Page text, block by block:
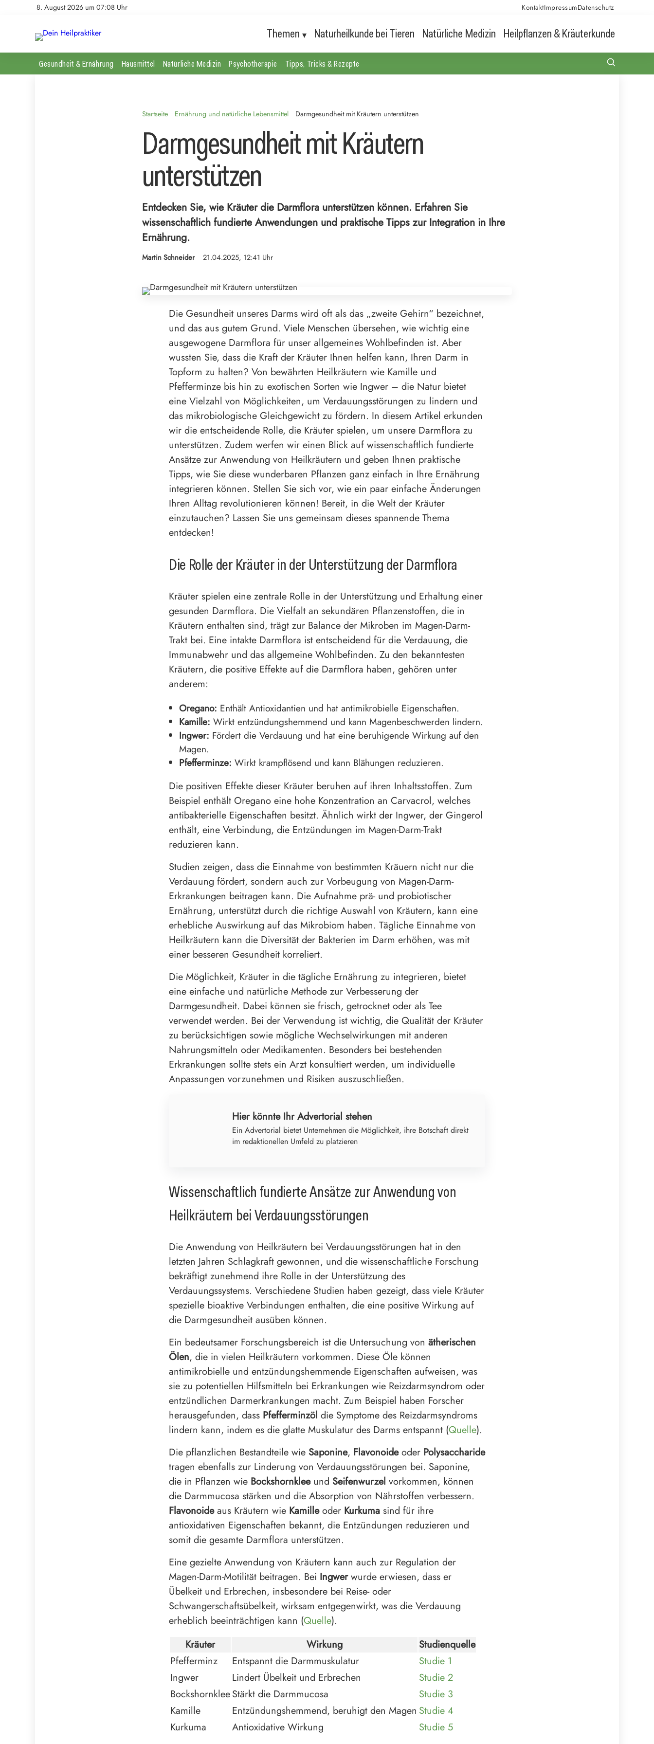
8. August 2026 um 07:08 Uhr KontaktImpressumDatenschutz
Themen Naturheilkunde bei Tieren Natürliche Medizin Heilpflanzen & Kräuterkunde
Gesundheit & Ernährung Hausmittel Natürliche Medizin Psychotherapie Tipps, Tricks & Rezepte
Startseite Ernährung und natürliche Lebensmittel Darmgesundheit mit Kräutern unterstützen
Darmgesundheit mit Kräutern
unterstützen
Entdecken Sie, wie Kräuter die Darmflora unterstützen können. Erfahren Sie
wissenschaftlich fundierte Anwendungen und praktische Tipps zur Integration in Ihre
Ernährung.
Martin Schneider 21.04.2025, 12:41 Uhr
Die Gesundheit unseres Darms wird oft als das „zweite Gehirn“ bezeichnet,
und das aus gutem Grund. Viele Menschen übersehen, wie wichtig eine
ausgewogene Darmflora für unser allgemeines Wohlbefinden ist. Aber
wussten Sie, dass die Kraft der Kräuter Ihnen helfen kann, Ihren Darm in
Topform zu halten? Von bewährten Heilkräutern wie Kamille und
Pfefferminze bis hin zu exotischen Sorten wie Ingwer – die Natur bietet
eine Vielzahl von Möglichkeiten, um Verdauungsstörungen zu lindern und
das mikrobiologische Gleichgewicht zu fördern. In diesem Artikel erkunden
wir die entscheidende Rolle, die Kräuter spielen, um unsere Darmflora zu
unterstützen. Zudem werfen wir einen Blick auf wissenschaftlich fundierte
Ansätze zur Anwendung von Heilkräutern und geben Ihnen praktische
Tipps, wie Sie diese wunderbaren Pflanzen ganz einfach in Ihre Ernährung
integrieren können. Stellen Sie sich vor, wie ein paar einfache Änderungen
Ihren Alltag revolutionieren können! Bereit, in die Welt der Kräuter
einzutauchen? Lassen Sie uns gemeinsam dieses spannende Thema
entdecken!
Die Rolle der Kräuter in der Unterstützung der Darmflora
Kräuter spielen eine zentrale Rolle in der Unterstützung und Erhaltung einer
gesunden Darmflora. Die Vielfalt an sekundären Pflanzenstoffen, die in
Kräutern enthalten sind, trägt zur Balance der Mikroben im Magen-Darm-
Trakt bei. Eine intakte Darmflora ist entscheidend für die Verdauung, die
Immunabwehr und das allgemeine Wohlbefinden. Zu den bekanntesten
Kräutern, die positive Effekte auf die Darmflora haben, gehören unter
anderem:
Oregano: Enthält Antioxidantien und hat antimikrobielle Eigenschaften.
Kamille: Wirkt entzündungshemmend und kann Magenbeschwerden lindern.
Ingwer: Fördert die Verdauung und hat eine beruhigende Wirkung auf den
Magen.
Pfefferminze: Wirkt krampflösend und kann Blähungen reduzieren.
Die positiven Effekte dieser Kräuter beruhen auf ihren Inhaltsstoffen. Zum
Beispiel enthält Oregano eine hohe Konzentration an Carvacrol, welches
antibakterielle Eigenschaften besitzt. Ähnlich wirkt der Ingwer, der Gingerol
enthält, eine Verbindung, die Entzündungen im Magen-Darm-Trakt
reduzieren kann.
Studien zeigen, dass die Einnahme von bestimmten Kräuern nicht nur die
Verdauung fördert, sondern auch zur Vorbeugung von Magen-Darm-
Erkrankungen beitragen kann. Die Aufnahme prä- und probiotischer
Ernährung, unterstützt durch die richtige Auswahl von Kräutern, kann eine
erhebliche Auswirkung auf das Mikrobiom haben. Tägliche Einnahme von
Heilkräutern kann die Diversität der Bakterien im Darm erhöhen, was mit
einer besseren Gesundheit korreliert.
Die Möglichkeit, Kräuter in die tägliche Ernährung zu integrieren, bietet
eine einfache und natürliche Methode zur Verbesserung der
Darmgesundheit. Dabei können sie frisch, getrocknet oder als Tee
verwendet werden. Bei der Verwendung ist wichtig, die Qualität der Kräuter
zu berücksichtigen sowie mögliche Wechselwirkungen mit anderen
Nahrungsmitteln oder Medikamenten. Besonders bei bestehenden
Erkrankungen sollte stets ein Arzt konsultiert werden, um individuelle
Anpassungen vorzunehmen und Risiken auszuschließen.
Hier könnte Ihr Advertorial stehen
Ein Advertorial bietet Unternehmen die Möglichkeit, ihre Botschaft direkt
im redaktionellen Umfeld zu platzieren
Wissenschaftlich fundierte Ansätze zur Anwendung von
Heilkräutern bei Verdauungsstörungen
Die Anwendung von Heilkräutern bei Verdauungsstörungen hat in den
letzten Jahren Schlagkraft gewonnen, und die wissenschaftliche Forschung
bekräftigt zunehmend ihre Rolle in der Unterstützung des
Verdauungssystems. Verschiedene Studien haben gezeigt, dass viele Kräuter
spezielle bioaktive Verbindungen enthalten, die eine positive Wirkung auf
die Darmgesundheit ausüben können.
Ein bedeutsamer Forschungsbereich ist die Untersuchung von ätherischen
Ölen, die in vielen Heilkräutern vorkommen. Diese Öle können
antimikrobielle und entzündungshemmende Eigenschaften aufweisen, was
sie zu potentiellen Hilfsmitteln bei Erkrankungen wie Reizdarmsyndrom oder
entzündlichen Darmerkrankungen macht. Zum Beispiel haben Forscher
herausgefunden, dass Pfefferminzöl die Symptome des Reizdarmsyndroms
lindern kann, indem es die glatte Muskulatur des Darms entspannt (Quelle).
Die pflanzlichen Bestandteile wie Saponine, Flavonoideoder Polysaccharide
tragen ebenfalls zur Linderung von Verdauungsstörungen bei. Saponine,
die in Pflanzen wie Bockshornkleeund Seifenwurzel vorkommen, können
die Darmmucosa stärken und die Absorption von Nährstoffen verbessern.
Flavonoideaus Kräutern wie Kamilleoder Kurkuma sind für ihre
antioxidativen Eigenschaften bekannt, die Entzündungen reduzieren und
somit die gesamte Darmflora unterstützen.
Eine gezielte Anwendung von Kräutern kann auch zur Regulation der
Magen-Darm-Motilität beitragen. Bei Ingwerwurde erwiesen, dass er
Übelkeit und Erbrechen, insbesondere bei Reise- oder
Schwangerschaftsübelkeit, wirksam entgegenwirkt, was die Verdauung
erheblich beeinträchtigen kann (Quelle).
Kräuter
Wirkung
Studienquelle
Pfefferminz
Entspannt die Darmmuskulatur
Studie 1
Ingwer
Lindert Übelkeit und Erbrechen
Studie 2
BockshornkleeStärkt die Darmmucosa
Studie 3
Kamille
Entzündungshemmend, beruhigt den Magen Studie 4
Kurkuma
Antioxidative Wirkung
Studie 5